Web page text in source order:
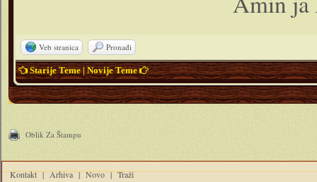
Veb stranica Pronađi
Starije Teme|Novije Teme
Oblik Za Štampu
Kontakt | Arhiva | Novo | Traži